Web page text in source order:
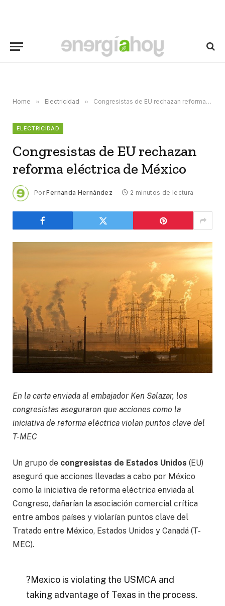
Home » Electricidad » Congresistas de EU rechazan reforma eléctrica de México
ELECTRICIDAD
Congresistas de EU rechazan
reforma eléctrica de México
Por Fernanda Hernández 2 minutos de lectura
En la carta enviada al embajador Ken Salazar, los
congresistas aseguraron que acciones como la
iniciativa de reforma eléctrica violan puntos clave del
T-MEC
Un grupo de congresistas de Estados Unidos (EU)
aseguró que acciones llevadas a cabo por México
como la iniciativa de reforma eléctrica enviada al
Congreso, dañarían la asociación comercial crítica
entre ambos países y violarían puntos clave del
Tratado entre México, Estados Unidos y Canadá (T-
MEC).
?Mexico is violating the USMCA and
taking advantage of Texas in the process.